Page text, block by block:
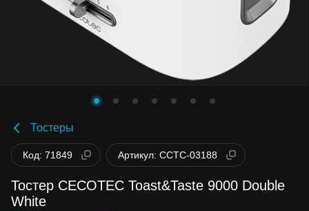
Тостеры
Код: 71849 Артикул: CCTC-03188
Тостер CECOTEC Toast&Taste 9000 Double
White